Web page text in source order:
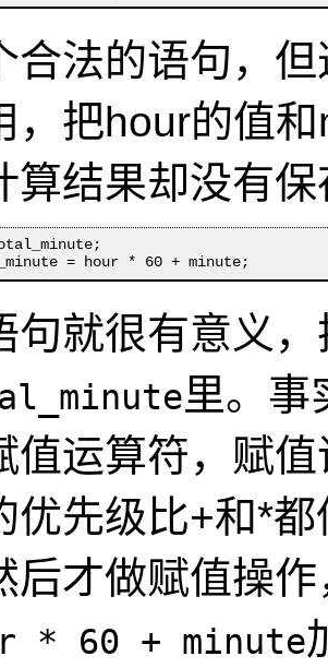
合法的语句，
，把hour的值
算结果却没有
= hour * 60 + minute;
句就很有意义
里。事
值运算符，赋
优先级比+和*
后才做赋值操
* 60 + minute